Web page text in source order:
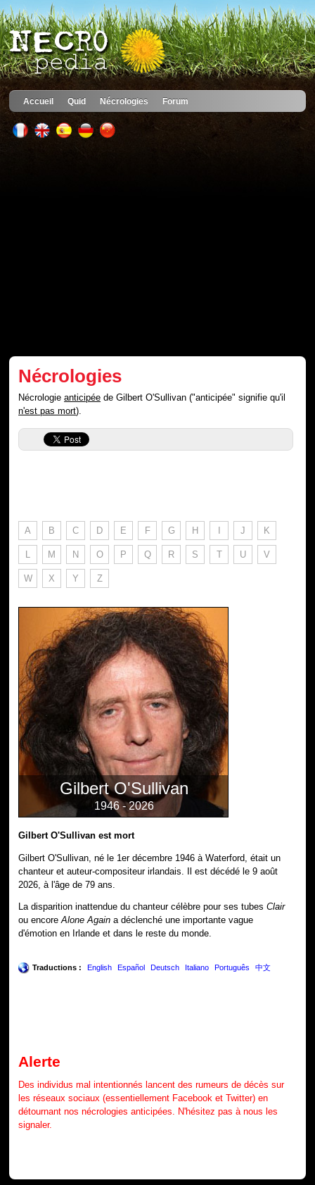
Accueil Quid Nécrologies Forum
Nécrologies
Nécrologieanticipée de Gilbert O'Sullivan ("anticipée" signifie qu'il
n'est pas mort).
A B C D E F G H I J K
L M N O P Q R S T U V
W X Y Z
Gilbert O'Sullivan
1946 - 2026
Gilbert O'Sullivan est mort
Gilbert O'Sullivan, né le 1er décembre 1946 à Waterford, était un
chanteur et auteur-compositeur irlandais. Il est décédé le 9 août
2026, à l'âge de 79 ans.
La disparition inattendue du chanteur célèbre pour ses tubesClair
ou encoreAlone Again a déclenché une importante vague
d'émotion en Irlande et dans le reste du monde.
Traductions : English Español Deutsch Italiano Português 中文
Alerte
Des individus mal intentionnés lancent des rumeurs de décès sur
les réseaux sociaux (essentiellement Facebook et Twitter) en
détournant nos nécrologies anticipées. N'hésitez pas à nous les
signaler.